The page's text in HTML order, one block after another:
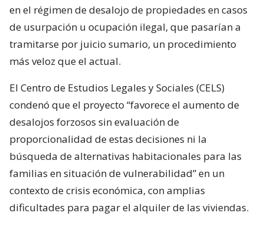
en el régimen de desalojo de propiedades en casos
de usurpación u ocupación ilegal, que pasarían a
tramitarse por juicio sumario, un procedimiento
más veloz que el actual.
El Centro de Estudios Legales y Sociales (CELS)
condenó que el proyecto “favorece el aumento de
desalojos forzosos sin evaluación de
proporcionalidad de estas decisiones ni la
búsqueda de alternativas habitacionales para las
familias en situación de vulnerabilidad” en un
contexto de crisis económica, con amplias
dificultades para pagar el alquiler de las viviendas.